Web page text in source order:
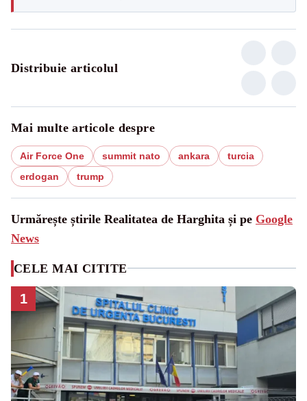
Distribuie articolul
Mai multe articole despre
Air Force One summit nato ankara
turcia
erdogan
trump
Urmărește știrile Realitatea de Harghita și pe Google
News
CELE MAI CITITE
1